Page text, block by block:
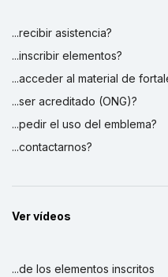
...recibir asistencia?
...inscribir elementos?
...acceder al material de
...ser acreditado (ONG)?
...pedir el uso del emblema?
...contactarnos?
Ver vídeos
...de los elementos inscritos